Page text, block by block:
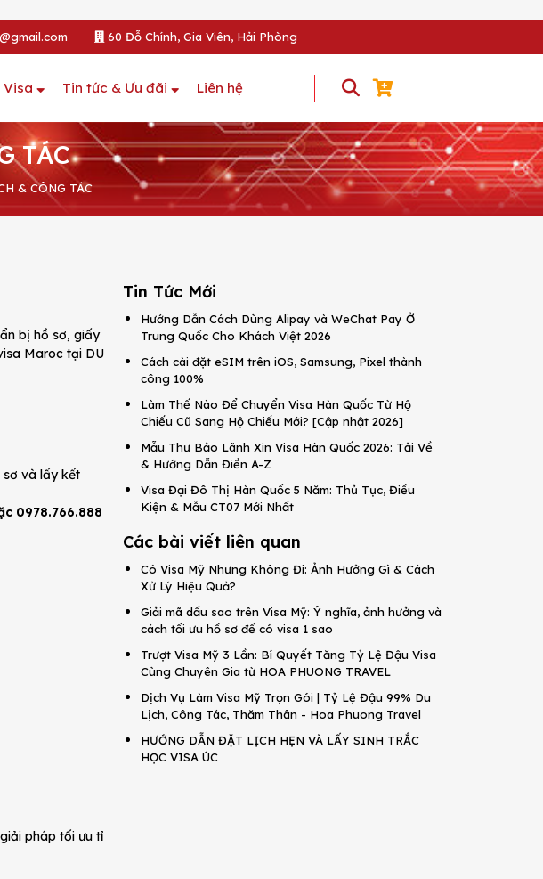
60 Đỗ Chính, Gia Viên, Hải Phòng
Visa Tin tức & Ưu đãi Liên hệ
TÁC
& CÔNG TÁC
bị hồ sơ, giấy
Maroc tại DU
sơ và lấy kết
0978.766.888
pháp tối ưu tỉ
Tin Tức Mới
Hướng Dẫn Cách Dùng Alipay và WeChat Pay Ở
Trung Quốc Cho Khách Việt 2026
Cách cài đặt eSIM trên iOS, Samsung, Pixel thành
công 100%
Làm Thế Nào Để Chuyển Visa Hàn Quốc Từ Hộ
Chiếu Cũ Sang Hộ Chiếu Mới? [Cập nhật 2026]
Mẫu Thư Bảo Lãnh Xin Visa Hàn Quốc 2026: Tải Về
& Hướng Dẫn Điền A-Z
Visa Đại Đô Thị Hàn Quốc 5 Năm: Thủ Tục, Điều
Kiện & Mẫu CT07 Mới Nhất
Các bài viết liên quan
Có Visa Mỹ Nhưng Không Đi: Ảnh Hưởng Gì & Cách
Xử Lý Hiệu Quả?
Giải mã dấu sao trên Visa Mỹ: Ý nghĩa, ảnh hưởng và
cách tối ưu hồ sơ để có visa 1 sao
Trượt Visa Mỹ 3 Lần: Bí Quyết Tăng Tỷ Lệ Đậu Visa
Cùng Chuyên Gia từ HOA PHUONG TRAVEL
Dịch Vụ Làm Visa Mỹ Trọn Gói | Tỷ Lệ Đậu 99% Du
Lịch, Công Tác, Thăm Thân - Hoa Phuong Travel
HƯỚNG DẪN ĐẶT LỊCH HẸN VÀ LẤY SINH TRẮC
HỌC VISA ÚC